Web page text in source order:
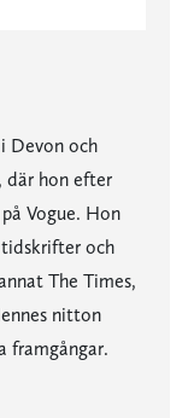
i Devon och
hon efter
Vogue. Hon
och
The Times,
nitton
framgångar.